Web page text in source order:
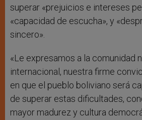
superar «prejuicios e intereses
«capacidad de escucha», y
sincero».
«Le expresamos a la comunidad
internacional, nuestra firme
en que el pueblo boliviano será
de superar estas dificultades,
mayor madurez y cultura